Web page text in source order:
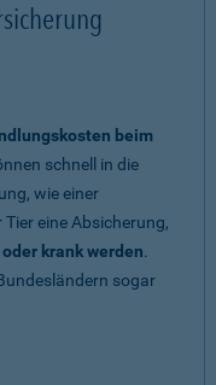
beim
schnell in die
wie einer
eine Absicherung,
krank werden.
sogar